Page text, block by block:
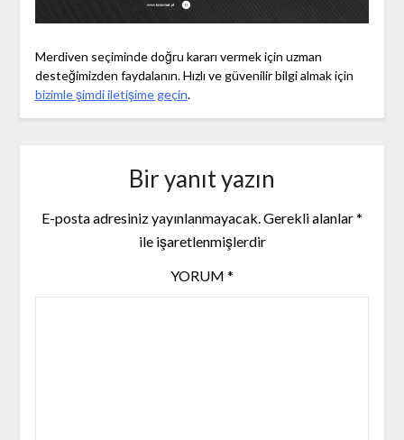
Merdiven seçiminde doğru kararı vermek için uzman
desteğimizden faydalanın. Hızlı ve güvenilir bilgi almak için
bizimle şimdi iletişime geçin.
Bir yanıt yazın
E-posta adresiniz yayınlanmayacak.Gerekli alanlar*
ile işaretlenmişlerdir
YORUM *